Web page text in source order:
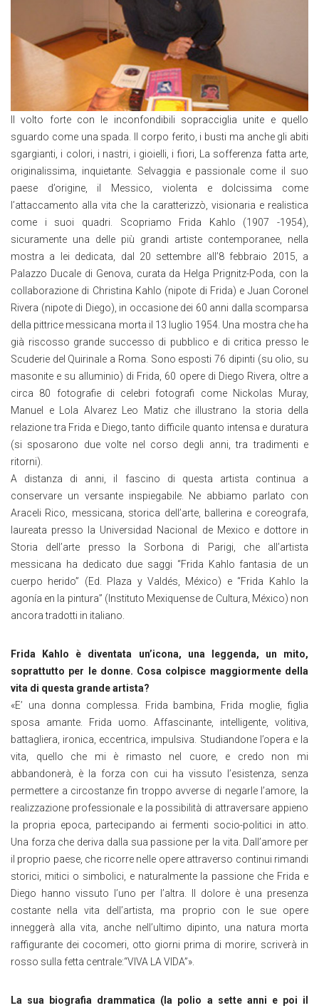
Il volto forte con le inconfondibili sopracciglia unite e quello
sguardo come una spada. Il corpo ferito, i busti ma anche gli abiti
sgargianti, i colori, i nastri, i gioielli, i fiori, La sofferenza fatta arte,
originalissima, inquietante. Selvaggia e passionale come il suo
paese d’origine, il Messico, violenta e dolcissima come
l’attaccamento alla vita che la caratterizzò, visionaria e realistica
come i suoi quadri. Scopriamo Frida Kahlo (1907 -1954),
sicuramente una delle più grandi artiste contemporanee, nella
mostra a lei dedicata, dal 20 settembre all’8 febbraio 2015, a
Palazzo Ducale di Genova, curata da Helga Prignitz-Poda, con la
collaborazione di Christina Kahlo (nipote di Frida) e Juan Coronel
Rivera (nipote di Diego), in occasione dei 60 anni dalla scomparsa
della pittrice messicana morta il 13 luglio 1954. Una mostra che ha
già riscosso grande successo di pubblico e di critica presso le
Scuderie del Quirinale a Roma. Sono esposti 76 dipinti (su olio, su
masonite e su alluminio) di Frida, 60 opere di Diego Rivera, oltre a
circa 80 fotografie di celebri fotografi come Nickolas Muray,
Manuel e Lola Alvarez Leo Matiz che illustrano la storia della
relazione tra Frida e Diego, tanto difficile quanto intensa e duratura
(si sposarono due volte nel corso degli anni, tra tradimenti e
ritorni).
A distanza di anni, il fascino di questa artista continua a
conservare un versante inspiegabile. Ne abbiamo parlato con
Araceli Rico, messicana, storica dell’arte, ballerina e coreografa,
laureata presso la Universidad Nacional de Mexico e dottore in
Storia dell’arte presso la Sorbona di Parigi, che all’artista
messicana ha dedicato due saggi “Frida Kahlo fantasia de un
cuerpo herido” (Ed. Plaza y Valdés, México) e “Frida Kahlo la
agonía en la pintura” (Instituto Mexiquense de Cultura, México) non
ancora tradotti in italiano.
Frida Kahlo è diventata un’icona, una leggenda, un mito,
soprattutto per le donne. Cosa colpisce maggiormente della
vita di questa grande artista?
«E’ una donna complessa. Frida bambina, Frida moglie, figlia
sposa amante. Frida uomo. Affascinante, intelligente, volitiva,
battagliera, ironica, eccentrica, impulsiva. Studiandone l’opera e la
vita, quello che mi è rimasto nel cuore, e credo non mi
abbandonerà, è la forza con cui ha vissuto l’esistenza, senza
permettere a circostanze fin troppo avverse di negarle l’amore, la
realizzazione professionale e la possibilità di attraversare appieno
la propria epoca, partecipando ai fermenti socio-politici in atto.
Una forza che deriva dalla sua passione per la vita. Dall’amore per
il proprio paese, che ricorre nelle opere attraverso continui rimandi
storici, mitici o simbolici, e naturalmente la passione che Frida e
Diego hanno vissuto l’uno per l’altra. Il dolore è una presenza
costante nella vita dell’artista, ma proprio con le sue opere
inneggerà alla vita, anche nell’ultimo dipinto, una natura morta
raffigurante dei cocomeri, otto giorni prima di morire, scriverà in
rosso sulla fetta centrale:“VIVA LA VIDA”».
La sua biografia drammatica (la polio a sette anni e poi il